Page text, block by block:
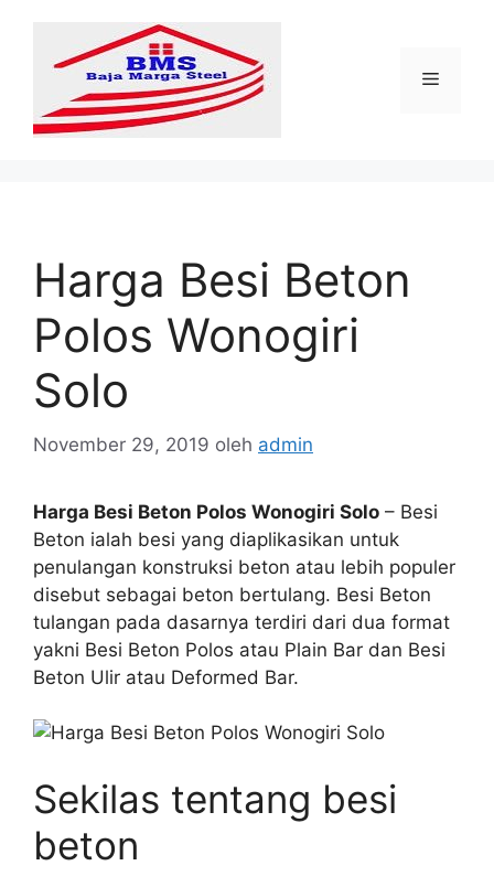
Menu
Harga Besi Beton
Polos Wonogiri
Solo
November 29, 2019 oleh admin
Harga Besi Beton Polos Wonogiri Solo – Besi
Beton ialah besi yang diaplikasikan untuk
penulangan konstruksi beton atau lebih populer
disebut sebagai beton bertulang. Besi Beton
tulangan pada dasarnya terdiri dari dua format
yakni Besi Beton Polos atau Plain Bar dan Besi
Beton Ulir atau Deformed Bar.
Sekilas tentang besi
beton